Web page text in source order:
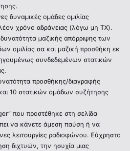
δυναμικές ομάδες ομιλίας
χρόνο αδράνειας (λόγω μη TX).
μαζικής απόρριψης των
ομιλίας σα και μαζική προσθήκη εκ
συνδεδεμένων στατικών
προσθήκης/διαγραφής
10 στατικών ομάδων συζήτησης
που προστέθηκε στη σελίδα
να κάνετε άμεση παύση ή να
λειτουργίες ραδιοφώνου. Εύχρηστο
διχτυών, την ησυχία μιας